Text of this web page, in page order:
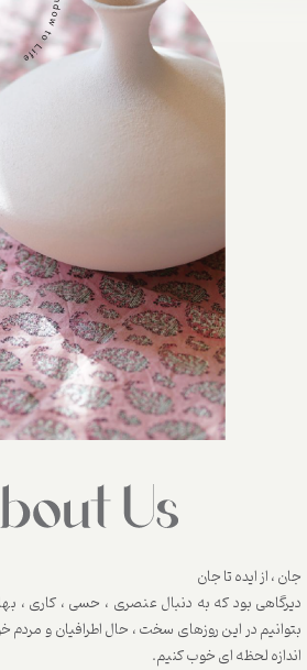
جان ، از ایده تا جان
دیرگاهی بود که به دنبال عنصری ، حسی ، کاری ،
بتوانیم در این روزهای سخت ، حال اطرافیان و مردم
اندازه لحظه ای خوب کنیم.